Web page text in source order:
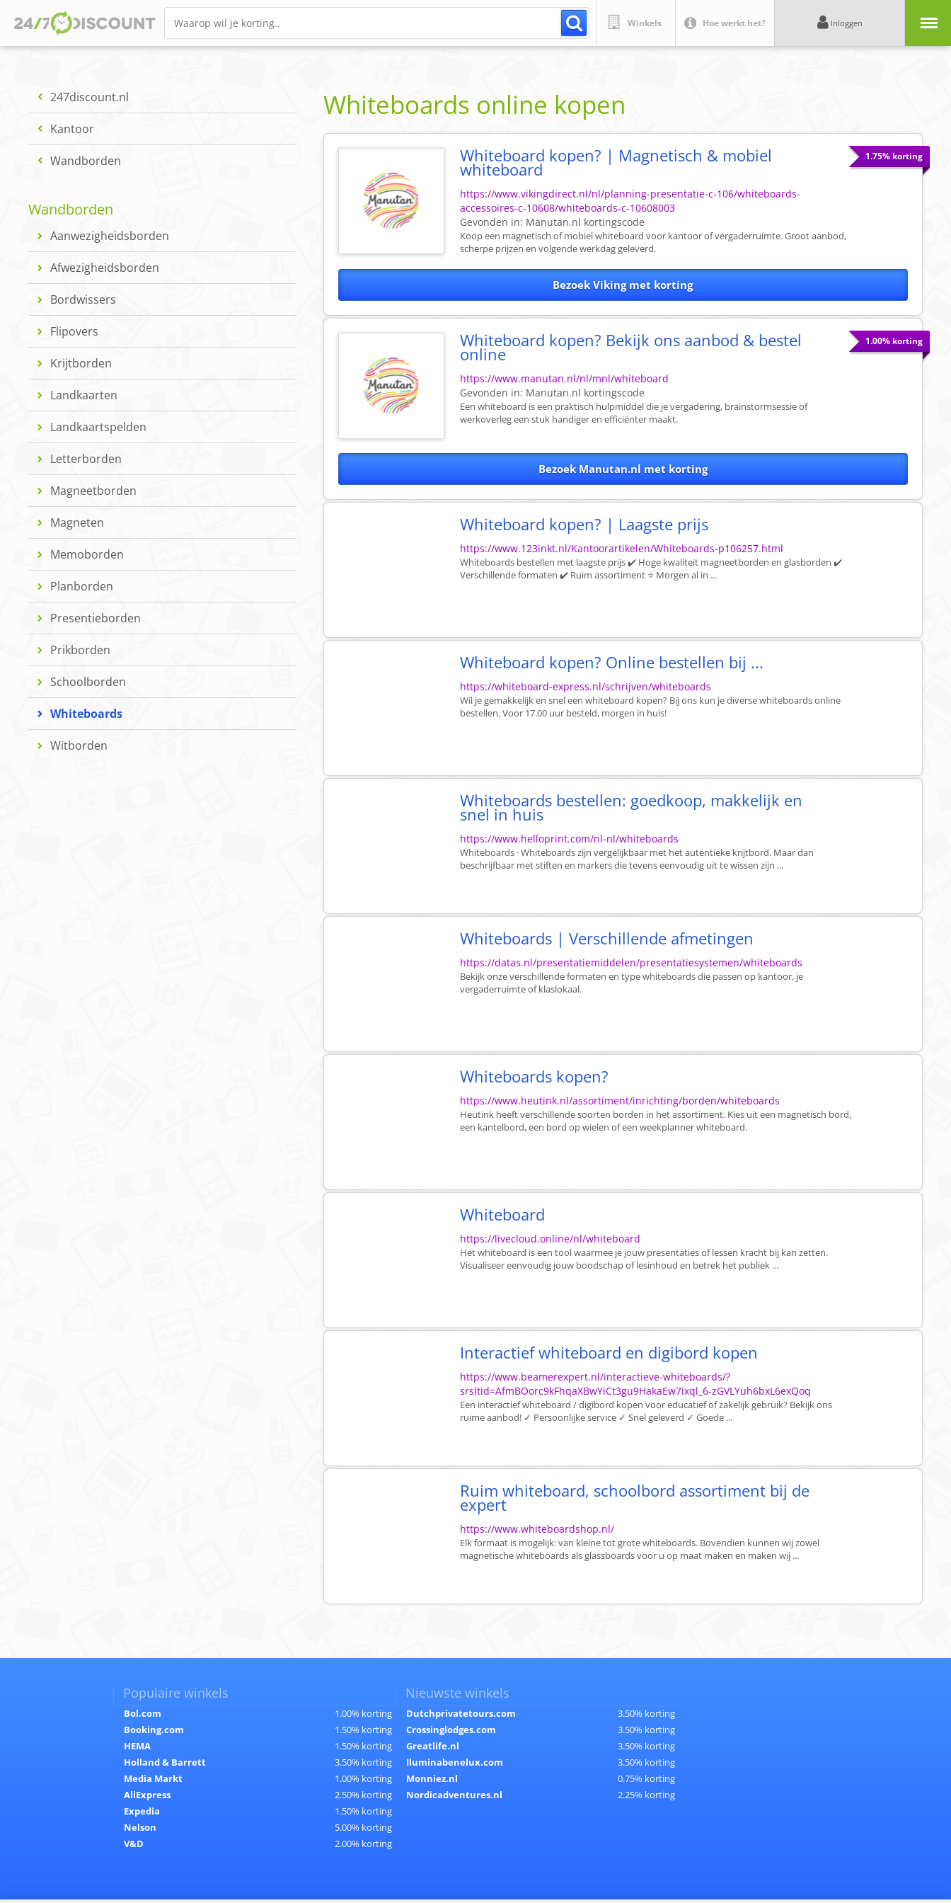
Winkels Hoe werkt het? Inloggen
247discount.nl
Kantoor
Wandborden
Wandborden
Aanwezigheidsborden
Afwezigheidsborden
Bordwissers
Flipovers
Krijtborden
Landkaarten
Landkaartspelden
Letterborden
Magneetborden
Magneten
Memoborden
Planborden
Presentieborden
Prikborden
Schoolborden
Whiteboards
Witborden
Whiteboards online kopen
1.75% korting
Whiteboard kopen? | Magnetisch & mobiel
whiteboard
https://www.vikingdirect.nl/nl/planning-presentatie-c-106/whiteboards-
accessoires-c-10608/whiteboards-c-10608003
Gevonden in: Manutan.nl kortingscode
Koop een magnetisch of mobiel whiteboard voor kantoor of vergaderruimte. Groot aanbod,
scherpe prijzen en volgende werkdag geleverd.
Bezoek Viking met korting
1.00% korting
Whiteboard kopen? Bekijk ons aanbod & bestel
online
https://www.manutan.nl/nl/mnl/whiteboard
Gevonden in: Manutan.nl kortingscode
Een whiteboard is een praktisch hulpmiddel die je vergadering, brainstormsessie of
werkoverleg een stuk handiger en efficiënter maakt.
Bezoek Manutan.nl met korting
Whiteboard kopen? | Laagste prijs
https://www.123inkt.nl/Kantoorartikelen/Whiteboards-p106257.html
Whiteboards bestellen met laagste prijs ✔️ Hoge kwaliteit magneetborden en glasborden ✔️
Verschillende formaten ✔️ Ruim assortiment ⭐ Morgen al in ...
Whiteboard kopen? Online bestellen bij ...
https://whiteboard-express.nl/schrijven/whiteboards
Wil je gemakkelijk en snel een whiteboard kopen? Bij ons kun je diverse whiteboards online
bestellen. Voor 17.00 uur besteld, morgen in huis!
Whiteboards bestellen: goedkoop, makkelijk en
snel in huis
https://www.helloprint.com/nl-nl/whiteboards
Whiteboards · Whiteboards zijn vergelijkbaar met het autentieke krijtbord. Maar dan
beschrijfbaar met stiften en markers die tevens eenvoudig uit te wissen zijn ...
Whiteboards | Verschillende afmetingen
https://datas.nl/presentatiemiddelen/presentatiesystemen/whiteboards
Bekijk onze verschillende formaten en type whiteboards die passen op kantoor, je
vergaderruimte of klaslokaal.
Whiteboards kopen?
https://www.heutink.nl/assortiment/inrichting/borden/whiteboards
Heutink heeft verschillende soorten borden in het assortiment. Kies uit een magnetisch bord,
een kantelbord, een bord op wielen of een weekplanner whiteboard.
Whiteboard
https://livecloud.online/nl/whiteboard
Het whiteboard is een tool waarmee je jouw presentaties of lessen kracht bij kan zetten.
Visualiseer eenvoudig jouw boodschap of lesinhoud en betrek het publiek ...
Interactief whiteboard en digibord kopen
https://www.beamerexpert.nl/interactieve-whiteboards/?
srsltid=AfmBOorc9kFhqaXBwYiCt3gu9HakaEw7ixql_6-zGVLYuh6bxL6exQoq
Een interactief whiteboard / digibord kopen voor educatief of zakelijk gebruik? Bekijk ons
ruime aanbod! ✓ Persoonlijke service ✓ Snel geleverd ✓ Goede ...
Ruim whiteboard, schoolbord assortiment bij de
expert
https://www.whiteboardshop.nl/
Elk formaat is mogelijk: van kleine tot grote whiteboards. Bovendien kunnen wij zowel
magnetische whiteboards als glassboards voor u op maat maken en maken wij ...
Populaire winkels
Bol.com
1.00% korting
Booking.com
1.50% korting
HEMA
1.50% korting
Holland & Barrett
3.50% korting
Media Markt
1.00% korting
AliExpress
2.50% korting
Expedia
1.50% korting
Nelson
5.00% korting
V&D
2.00% korting
Nieuwste winkels
Dutchprivatetours.com
3.50% korting
Crossinglodges.com
3.50% korting
Greatlife.nl
3.50% korting
Iluminabenelux.com
3.50% korting
Monniez.nl
0.75% korting
Nordicadventures.nl
2.25% korting